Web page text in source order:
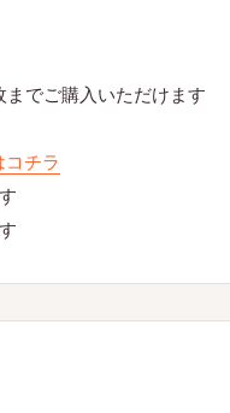
でご購入いただけます
チラ